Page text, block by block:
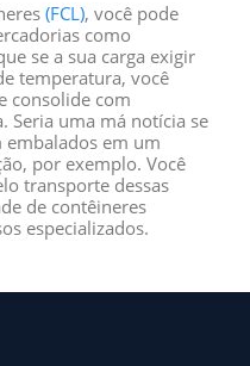
(FCL), você pode
como
se a sua carga exigir
temperatura, você
consolide com
Seria uma má notícia se
embalados em um
por exemplo. Você
transporte dessas
de contêineres
especializados.